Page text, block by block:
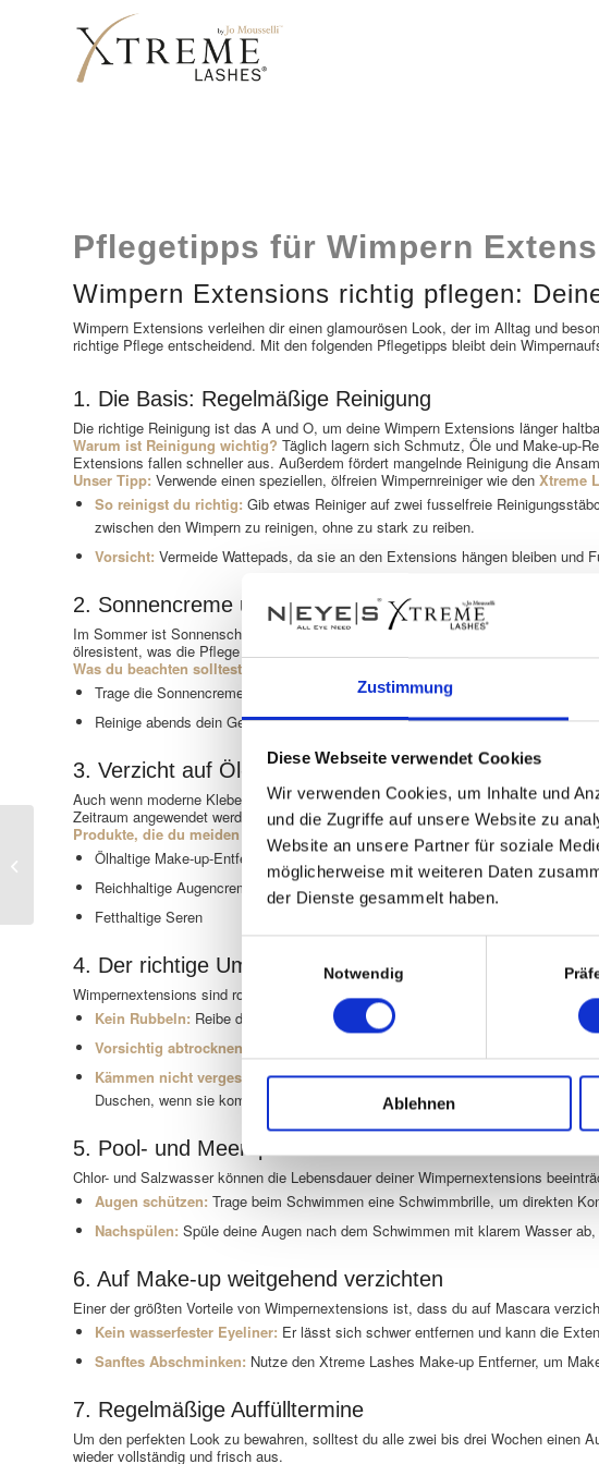
Zustimmung
Diese Webseite verwendet Cookies
Wir verwenden Cookies, um Inhalte und
und die Zugriffe auf unsere Website zu
Website an unsere Partner für soziale
möglicherweise mit weiteren Daten
der Dienste gesammelt haben.
Notwendig
Ablehnen
Pflegetipps für Wimpern
Wimpern Extensions richtig pflegen:
Wimpern Extensions verleihen dir einen glamourösen Look, der im Alltag und
richtige Pflege entscheidend. Mit den folgenden Pflegetipps bleibt dein
1. Die Basis: Regelmäßige Reinigung
Die richtige Reinigung ist das A und O, um deine Wimpern Extensions länger
Warum ist Reinigung wichtig? Täglich lagern sich Schmutz, Öle und Make-up-
Extensions fallen schneller aus. Außerdem fördert mangelnde Reinigung die
Unser Tipp: Verwende einen speziellen, ölfreien Wimpernreiniger wie den Xtreme
So reinigst du richtig: Gib etwas Reiniger auf zwei fusselfreie
zwischen den Wimpern zu reinigen, ohne zu stark zu reiben.
Vorsicht: Vermeide Wattepads, da sie an den Extensions hängen bleiben und
2. Sonnencreme und Hautpflege im Sommer
Im Sommer ist Sonnenschutz unverzichtbar, doch herkömmliche Sonnencremes
ölresistent, was die Pflege erleichtert.
Was du beachten solltest:
Trage die Sonnencreme vorsichtig auf, ohne dabei den Wimpernansatz zu
Reinige abends dein Gesicht gründlich, um Rückstände von Sonnenschutz
3. Verzicht auf Öl-haltige Produkte
Auch wenn moderne Kleber ölresistent sind, solltest du auf Produkte verzichten,
Zeitraum angewendet werden.
Produkte, die du meiden solltest:
Ölhaltige Make-up-Entferner
Reichhaltige Augencremes
Fetthaltige Seren
4. Der richtige Umgang mit Wimpern Extensions
Wimpernextensions sind robust, erfordern aber einen sorgsamen Umgang:
Kein Rubbeln: Reibe deine Augen nicht, da dies die Extensions lösen oder die
Vorsichtig abtrocknen:
Kämmen nicht vergessen:Nutze eine spezielle Wimpernbürste, um deine
Duschen, wenn sie komplett trocken sind.
5. Pool- und Meerspaß mit Extensions
Chlor- und Salzwasser können die Lebensdauer deiner Wimpernextensions
Augen schützen: Trage beim Schwimmen eine Schwimmbrille, um direkten
Nachspülen: Spüle deine Augen nach dem Schwimmen mit klarem Wasser
6. Auf Make-up weitgehend verzichten
Einer der größten Vorteile von Wimpernextensions ist, dass du auf Mascara
Kein wasserfester Eyeliner: Er lässt sich schwer entfernen und kann die
Sanftes Abschminken: Nutze den Xtreme Lashes Make-up Entferner, um
7. Regelmäßige Auffülltermine
Um den perfekten Look zu bewahren, solltest du alle zwei bis drei Wochen einen
wieder vollständig und frisch aus.
Mascara für Wimpern